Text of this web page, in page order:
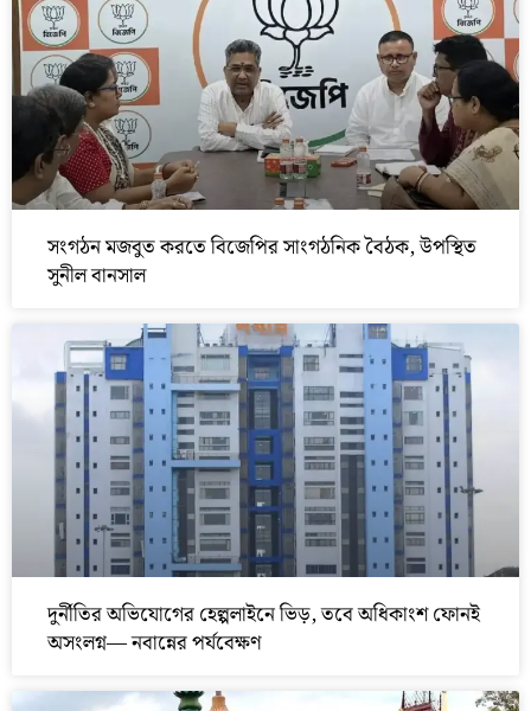
সংগঠন মজবুত করতে বিজেপির সাংগঠনিক বৈঠক, উপস্থিত
সুনীল বানসাল
দুর্নীতির অভিযোগের হেল্পলাইনে ভিড়, তবে অধিকাংশ ফোনই
অসংলগ্ন— নবান্নের পর্যবেক্ষণ